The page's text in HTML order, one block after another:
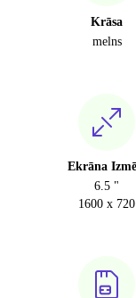
Krāsa
melns
Ekrāna
6.5 "
1600 x 720